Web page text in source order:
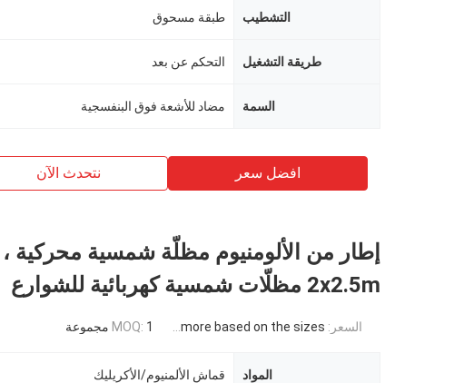
التشطيب طبقة مسحوق
طريقة التشغيل التحكم عن بعد
السمة مضاد للأشعة فوق البنفسجية
افضل سعر نتحدث الآن
إطار من الألومنيوم مظلّة شمسية محركية ،
2x2.5m مظلّات شمسية كهربائية للشوارع
السعر: USD 871USD ~4000USD or more based on the sizes
MOQ: 1 مجموعة
المواد قماش الألمنيوم/الأكريليك